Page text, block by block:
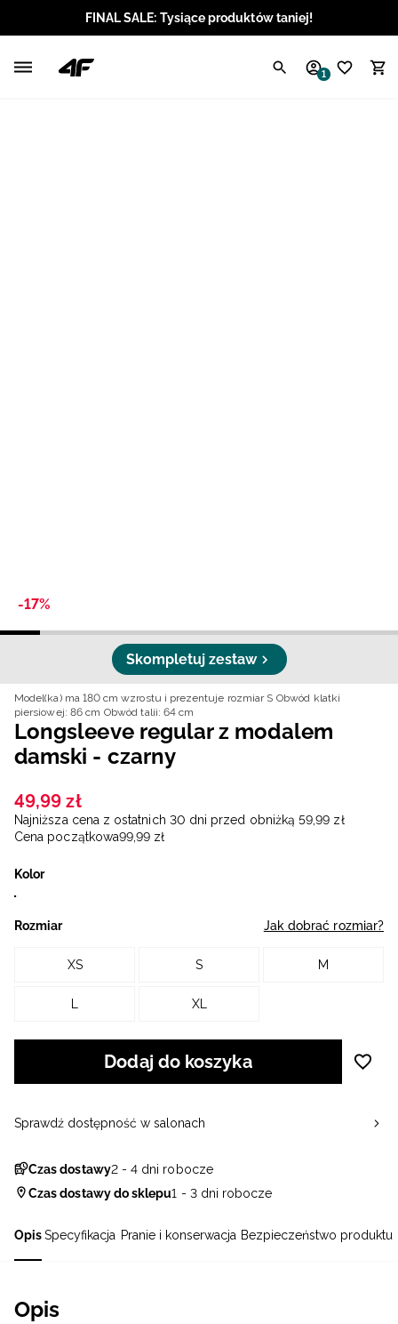
FINAL SALE: Tysiące produktów taniej!
1
-17%
Skompletuj zestaw
Model(ka) ma 180 cm wzrostu i prezentuje rozmiar S Obwód klatki
piersiowej: 86 cm Obwód talii: 64 cm
OpisSpecyfikacja Pranie i konserwacja Bezpieczeństwo produktu
Opis
Longsleeve regular z modalem
damski - czarny
49,99 zł
Najniższa cena z ostatnich 30 dni przed obniżką 59,99 zł
Cena początkowa99,99 zł
Kolor
Rozmiar Jak dobrać rozmiar?
XS S M
L XL
Dodaj do koszyka
Czas dostawy2 - 4 dni robocze
Czas dostawy do sklepu1 - 3 dni robocze
Sprawdź dostępność w salonach